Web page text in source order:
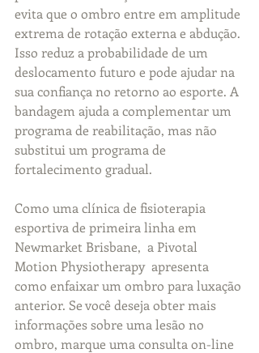
evita que o ombro entre em amplitude
extrema de rotação externa e abdução.
Isso reduz a probabilidade de um
deslocamento futuro e pode ajudar na
sua confiança no retorno ao esporte. A
bandagem ajuda a complementar um
programa de reabilitação, mas não
substitui um programa de
fortalecimento gradual.
Como uma clínica de fisioterapia
esportiva de primeira linha em
Newmarket Brisbane,  a Pivotal
Motion Physiotherapy  apresenta
como enfaixar um ombro para luxação
anterior. Se você deseja obter mais
informações sobre uma lesão no
ombro, marque uma consulta on-line